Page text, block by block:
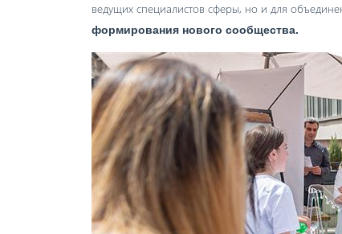
ведущих специалистов сферы, но и для
формирования нового сообщества.